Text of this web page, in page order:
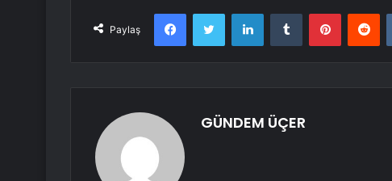
Paylaş
FacebookTwitter LinkedInTumblr Pinterest
GÜNDEM ÜÇER